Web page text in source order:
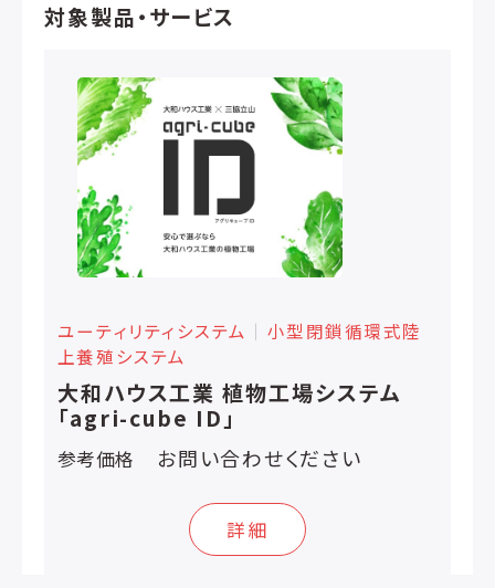
対象製品・サービス
ユーティリティシステム │ 小型閉鎖循環式陸
上養殖システム
大和ハウス工業 植物工場システム
「agri-cube ID」
参考価格 お問い合わせください
詳細